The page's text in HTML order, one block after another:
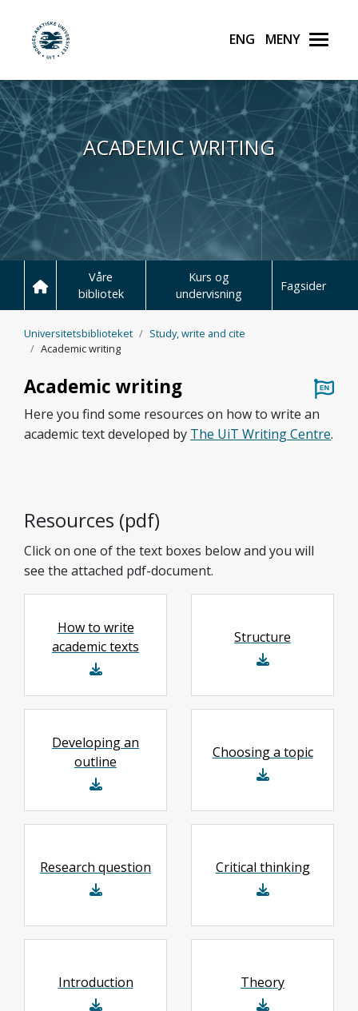
Hopp til hovedinnhold
UiT Norges arktiske
English Meny
ACADEMIC WRITING
Våre
bibliotek
Kurs og
undervisning
Fagsider
Universitetsbiblioteket
Study, write and cite
Academic writing
Academic writing
Here you find some resources on how to write an
academic text developed by The UiT Writing Centre.
Resources (pdf)
Click on one of the text boxes below and you will
see the attached pdf-document.
How to write
academic texts
Structure
Developing an
outline
Choosing a topic
Research question Critical thinking
Introduction Theory